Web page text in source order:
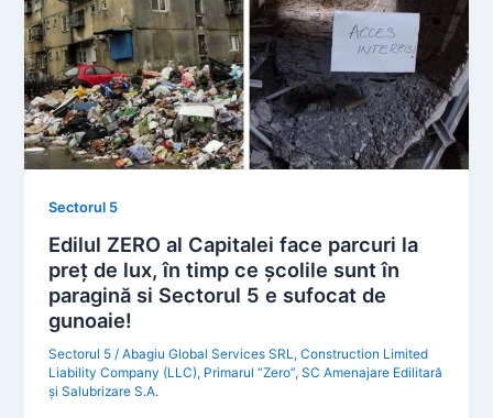
Sectorul 5
Edilul ZERO al Capitalei face parcuri la
preț de lux, în timp ce școlile sunt în
paragină si Sectorul 5 e sufocat de
gunoaie!
Sectorul 5 /Abagiu Global Services SRL,Construction Limited
Liability Company (LLC), Primarul “Zero”,SC Amenajare Edilitară
și Salubrizare S.A.